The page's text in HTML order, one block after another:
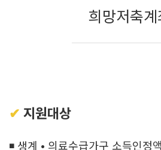
희망저축
✔ 지원대상
◾ 생계 • 의료수급가구 소득인정